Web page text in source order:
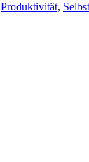
Produktivität,